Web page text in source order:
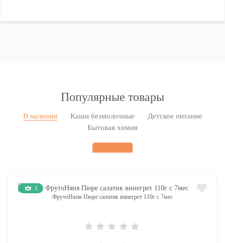
Популярные товары
В наличии Каши безмолочные
Детское питание
Бытовая химия
1
ФрутоНяня Пюре салатик винегрет 110г с 7мес